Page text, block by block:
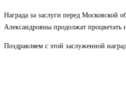
Награда за заслуги перед
Александровны продолжат процветать
Поздравляем с этой заслуженной